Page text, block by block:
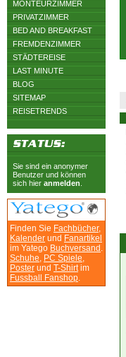
MONTEURZIMMER
PRIVATZIMMER
BED AND BREAKFAST
FREMDENZIMMER
STÄDTEREISE
LAST MINUTE
BLOG
SITEMAP
REISETRENDS
Sie sind ein anonymer
Benutzer und können
sich hier anmelden
Finden Sie Fachbücher,
Kalender und Fanartikel
im Yatego Buchversand .
Schuhe, PC Spiele,
Poster und T-Shirtim
Fussball Fanshop.